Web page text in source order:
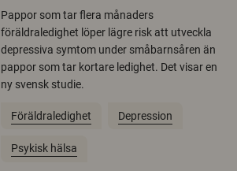
Pappor som tar flera månaders
föräldraledighet löper lägre risk att utveckla
depressiva symtom under småbarnsåren än
pappor som tar kortare ledighet. Det visar en
ny svensk studie.
Föräldraledighet Depression
Psykisk hälsa